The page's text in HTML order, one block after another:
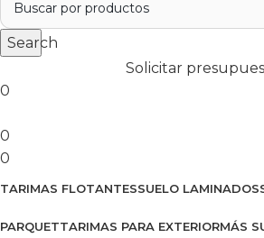
Search
Solicitar
0
0
0
TARIMAS FLOTANTESSUELO LAMINADOS
PARQUETTARIMAS PARA EXTERIORMÁS